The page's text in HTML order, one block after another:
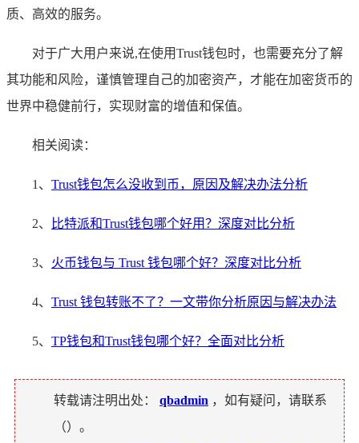
质、高效的服务。
对于广大用户来说,在使用Trust钱包时，也需要充分了解
其功能和风险，谨慎管理自己的加密资产，才能在加密货币的
世界中稳健前行，实现财富的增值和保值。
相关阅读：
1、 Trust钱包怎么没收到币，原因及解决办法分析
2、 比特派和Trust钱包哪个好用？深度对比分析
3、 火币钱包与 Trust 钱包哪个好？深度对比分析
4、 Trust 钱包转账不了？一文带你分析原因与解决办法
5、 TP钱包和Trust钱包哪个好？全面对比分析
转载请注明出处： qbadmin ，如有疑问，请联系
（）。